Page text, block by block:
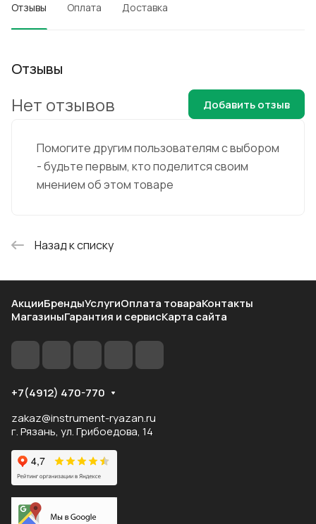
Отзывы Оплата Доставка
Отзывы
Помогите другим пользователям с выбором
- будьте первым, кто поделится своим
мнением об этом товаре
Нет отзывов Добавить отзыв
Назад к списку
АкцииБрендыУслугиОплата товараКонтакты
МагазиныГарантия и сервисКарта сайта
+7(4912) 470-770
zakaz@instrument-ryazan.ru
г. Рязань, ул. Грибоедова, 14